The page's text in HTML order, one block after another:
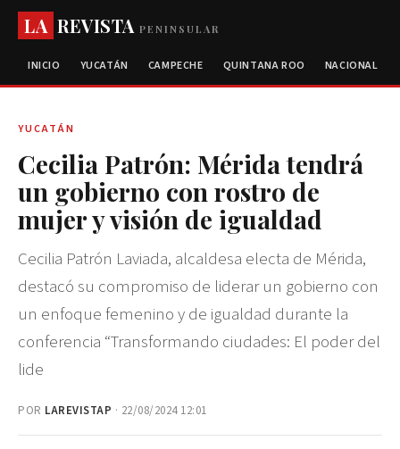
LA REVISTAPENINSULAR
INICIO YUCATÁN CAMPECHE QUINTANA ROO NACIONAL
YUCATÁN
Cecilia Patrón: Mérida tendrá
un gobierno con rostro de
mujer y visión de igualdad
Cecilia Patrón Laviada, alcaldesa electa de Mérida,
destacó su compromiso de liderar un gobierno con
un enfoque femenino y de igualdad durante la
conferencia “Transformando ciudades: El poder del
lide
POR LAREVISTAP · 22/08/2024 12:01